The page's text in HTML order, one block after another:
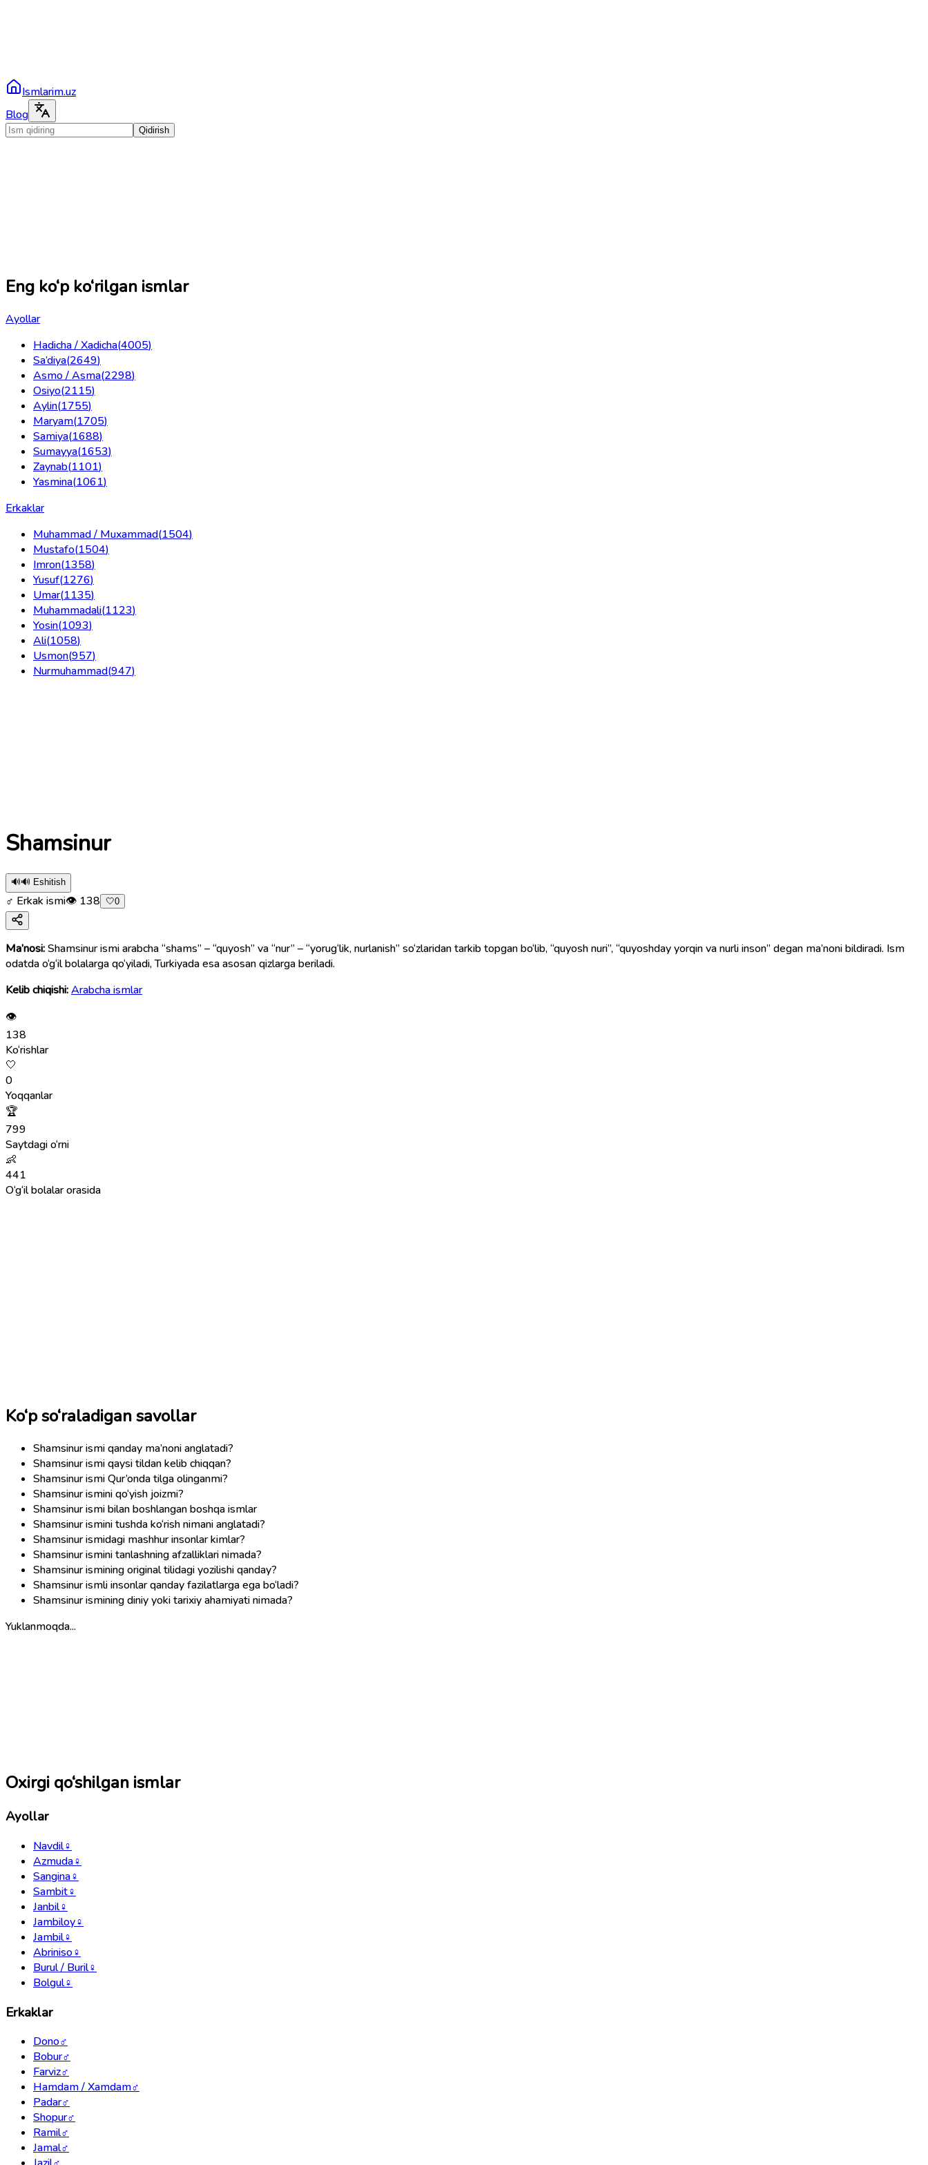
Ismlarim.uz
Blog
Qidirish
Eng ko‘p ko‘rilgan ismlar
Ayollar
Hadicha / Xadicha(4005)
Sa’diya(2649)
Asmo / Asma(2298)
Osiyo(2115)
Aylin(1755)
Maryam(1705)
Samiya(1688)
Sumayya(1653)
Zaynab(1101)
Yasmina(1061)
Erkaklar
Muhammad / Muxammad(1504)
Mustafo(1504)
Imron(1358)
Yusuf(1276)
Umar(1135)
Muhammadali(1123)
Yosin(1093)
Ali(1058)
Usmon(957)
Nurmuhammad(947)
Shamsinur
🔊🔊 Eshitish
♂ Erkak ismi👁 138 🤍0
Ma’nosi:Shamsinur ismi arabcha “shams” – “quyosh” va “nur” – “yorug‘lik, nurlanish” so‘zlaridan tarkib topgan bo‘lib, “quyosh nuri”, “quyoshday yorqin va nurli inson” degan ma’noni bildiradi. Ism
odatda o‘g‘il bolalarga qo‘yiladi, Turkiyada esa asosan qizlarga beriladi.
Kelib chiqishi:Arabcha ismlar
👁
138
Ko‘rishlar
🤍
0
Yoqqanlar
🏆
799
Saytdagi o‘rni
👶
441
O‘g‘il bolalar orasida
Ko‘p so‘raladigan savollar
Shamsinur ismi qanday ma’noni anglatadi?
Shamsinur ismi qaysi tildan kelib chiqqan?
Shamsinur ismi Qur’onda tilga olinganmi?
Shamsinur ismini qo‘yish joizmi?
Shamsinur ismi bilan boshlangan boshqa ismlar
Shamsinur ismini tushda ko‘rish nimani anglatadi?
Shamsinur ismidagi mashhur insonlar kimlar?
Shamsinur ismini tanlashning afzalliklari nimada?
Shamsinur ismining original tilidagi yozilishi qanday?
Shamsinur ismli insonlar qanday fazilatlarga ega bo‘ladi?
Shamsinur ismining diniy yoki tarixiy ahamiyati nimada?
Yuklanmoqda...
Oxirgi qo‘shilgan ismlar
Ayollar
Navdil♀
Azmuda♀
Sangina♀
Sambit♀
Janbil♀
Jambiloy♀
Jambil♀
Abriniso♀
Burul / Buril♀
Bolgul♀
Erkaklar
Dono♂
Bobur♂
Farviz♂
Hamdam / Xamdam♂
Padar♂
Shopur♂
Ramil♂
Jamal♂